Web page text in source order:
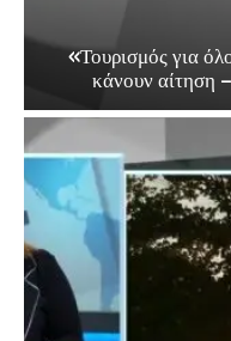
«Τουρισμός για
κάνουν αίτηση